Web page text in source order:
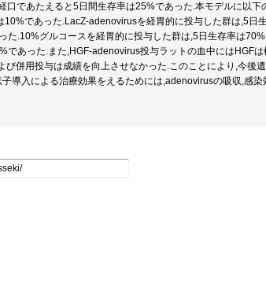
口であたえると5日間生存率は25%であった.本モデルに以下
であった.LacZ-adenovirusを経胃的に投与した群は,5日
た.10%グルコースを経胃的に投与した群は,5日生存率は
であった.また,HGF-adenovirus投与ラットの血中にはHGF
併用投与は成績を向上させなかった.このことにより,今後
導入による治療効果をえるためには,adenovirusの吸収,感